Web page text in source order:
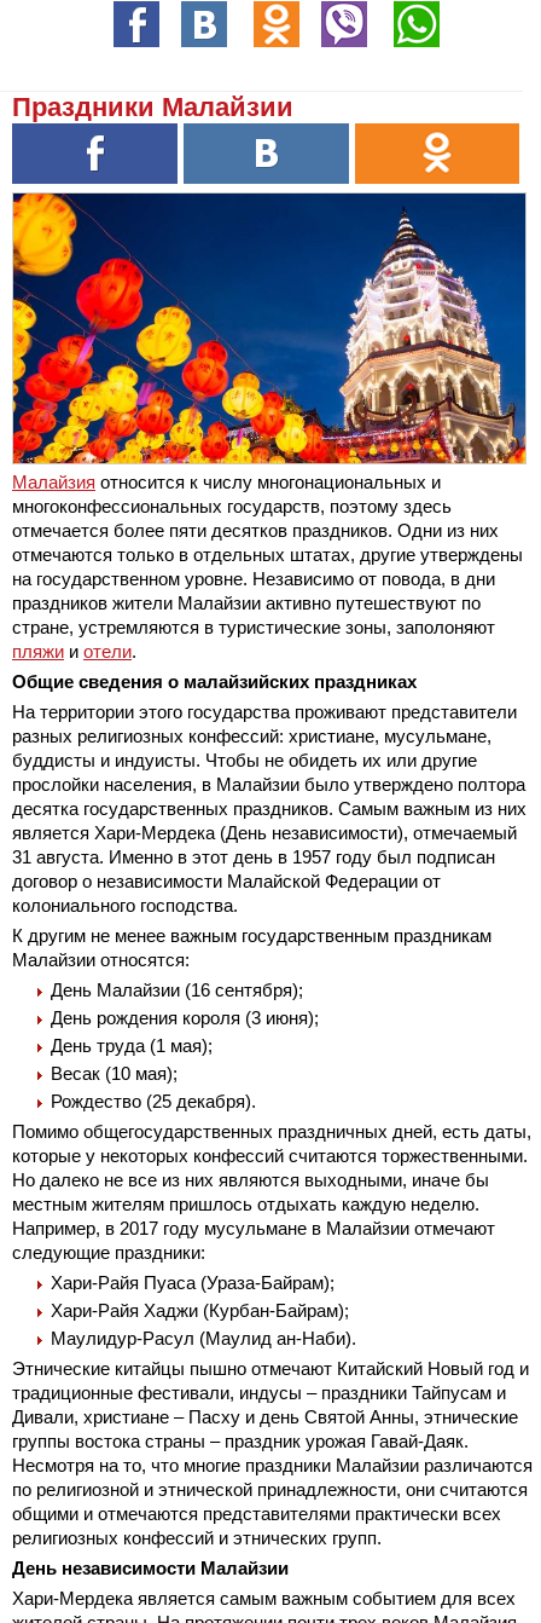
Праздники Малайзии
Малайзия относится к числу многонациональных и
многоконфессиональных государств, поэтому здесь
отмечается более пяти десятков праздников. Одни из них
отмечаются только в отдельных штатах, другие утверждены
на государственном уровне. Независимо от повода, в дни
праздников жители Малайзии активно путешествуют по
стране, устремляются в туристические зоны, заполоняют
пляжи и отели.
Общие сведения о малайзийских праздниках
На территории этого государства проживают представители
разных религиозных конфессий: христиане, мусульмане,
буддисты и индуисты. Чтобы не обидеть их или другие
прослойки населения, в Малайзии было утверждено полтора
десятка государственных праздников. Самым важным из них
является Хари-Мердека (День независимости), отмечаемый
31 августа. Именно в этот день в 1957 году был подписан
договор о независимости Малайской Федерации от
колониального господства.
К другим не менее важным государственным праздникам
Малайзии относятся:
День Малайзии (16 сентября);
День рождения короля (3 июня);
День труда (1 мая);
Весак (10 мая);
Рождество (25 декабря).
Помимо общегосударственных праздничных дней, есть даты,
которые у некоторых конфессий считаются торжественными.
Но далеко не все из них являются выходными, иначе бы
местным жителям пришлось отдыхать каждую неделю.
Например, в 2017 году мусульмане в Малайзии отмечают
следующие праздники:
Хари-Райя Пуаса (Ураза-Байрам);
Хари-Райя Хаджи (Курбан-Байрам);
Маулидур-Расул (Маулид ан-Наби).
Этнические китайцы пышно отмечают Китайский Новый год и
традиционные фестивали, индусы – праздники Тайпусам и
Дивали, христиане – Пасху и день Святой Анны, этнические
группы востока страны – праздник урожая Гавай-Даяк.
Несмотря на то, что многие праздники Малайзии различаются
по религиозной и этнической принадлежности, они считаются
общими и отмечаются представителями практически всех
религиозных конфессий и этнических групп.
День независимости Малайзии
Хари-Мердека является самым важным событием для всех